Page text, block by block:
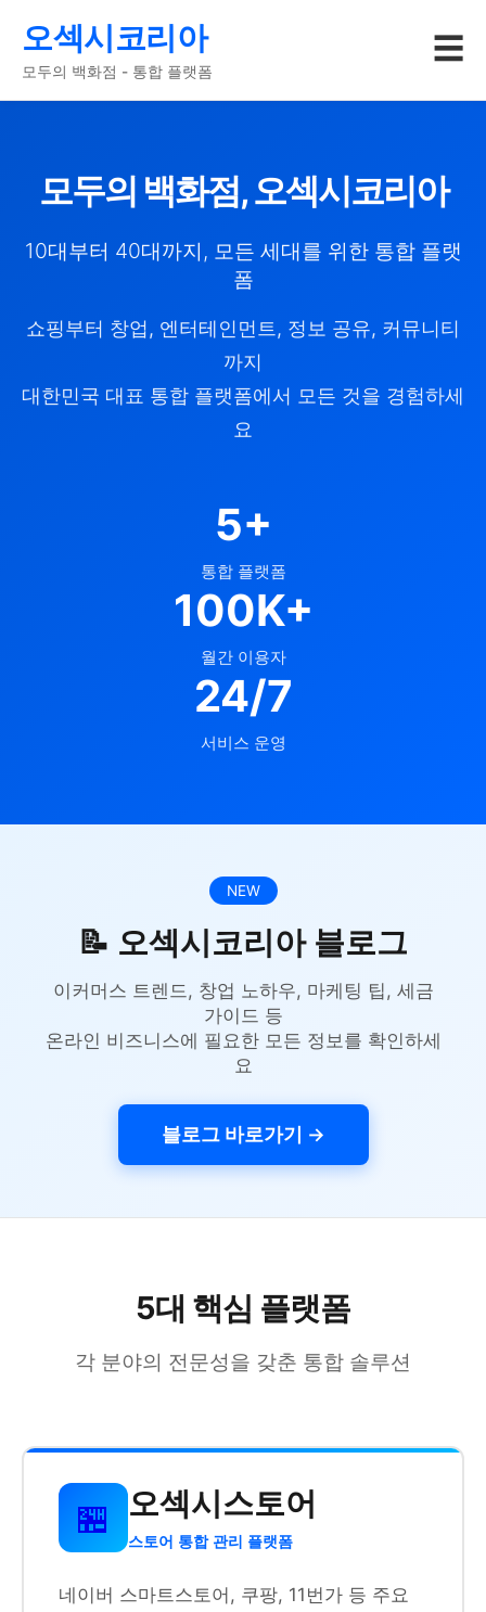
오섹시코리아
모두의 백화점 - 통합 플랫폼
☰
모두의 백화점, 오섹시코리아
10대부터 40대까지, 모든 세대를 위한 통합 플랫
폼
쇼핑부터 창업, 엔터테인먼트, 정보 공유, 커뮤니티
까지
대한민국 대표 통합 플랫폼에서 모든 것을 경험하세
요
5+
통합 플랫폼
100K+
월간 이용자
24/7
서비스 운영
NEW
📝 오섹시코리아 블로그
이커머스 트렌드, 창업 노하우, 마케팅 팁, 세금
가이드 등
온라인 비즈니스에 필요한 모든 정보를 확인하세
요
블로그 바로가기 →
5대 핵심 플랫폼
각 분야의 전문성을 갖춘 통합 솔루션
🏪 오섹시스토어
스토어 통합 관리 플랫폼
네이버 스마트스토어, 쿠팡, 11번가 등 주요